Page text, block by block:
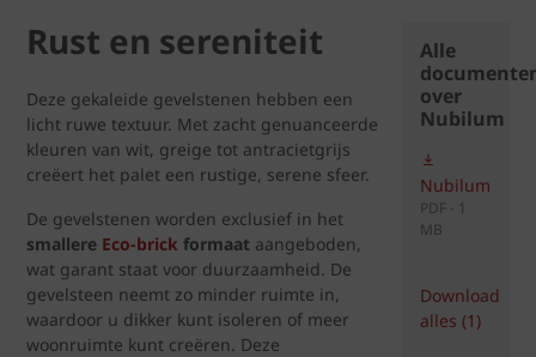
Rust en sereniteit
Deze gekaleide gevelstenen hebben een
licht ruwe textuur. Met zacht genuanceerde
kleuren van wit, greige tot antracietgrijs
creëert het palet een rustige, serene sfeer.
De gevelstenen worden exclusief in het
smallere Eco-brick formaat aangeboden,
wat garant staat voor duurzaamheid. De
gevelsteen neemt zo minder ruimte in,
waardoor u dikker kunt isoleren of meer
woonruimte kunt creëren. Deze
Alle
over
Nubilum
Nubilum
PDF - 1
MB
Download
alles (1)